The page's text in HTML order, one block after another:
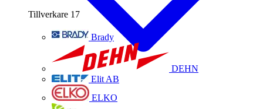
Tillverkare 17
Brady
DEHN
Elit AB
ELKO